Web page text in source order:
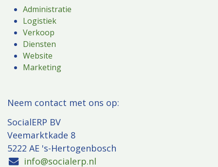
Administratie
Logistiek
Verkoop
Diensten
Website
Marketing
​Neem contact met ons op:
SocialERP BV
Veemarktkade 8
5222 AE 's-Hertogenbosch
info@socialerp.nl